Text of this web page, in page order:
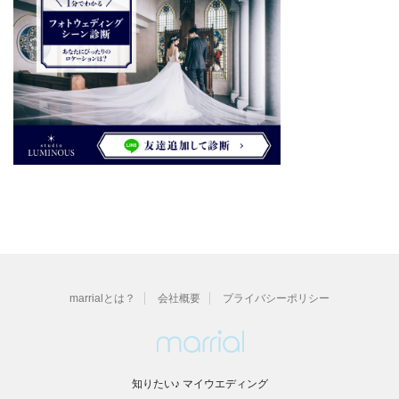
marrialとは？ 会社概要 プライバシーポリシー
知りたい♪ マイウエディング